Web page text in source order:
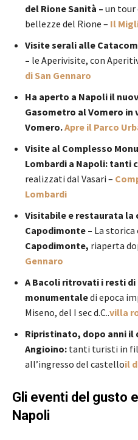
del Rione Sanità – un tour
bellezze del Rione – Il
Visite serali alle
– le Aperivisite, con
di San Gennaro
Ha aperto a Napoli il
Gasometro al Vomero in
Vomero.Apre il Parco
Visite al Complesso
Lombardi a Napoli: tanti
realizzati dal Vasari –
Lombardi
Visitabile e restaurata la
Capodimonte – La storica
Capodimonte, riaperta
Gennaro
A Bacoli ritrovati i resti
monumentaledi epoca
Miseno, del I sec d.C..villa
Ripristinato, dopo anni il
Angioino: tanti turisti in
all’ingresso del castelloil
Gli eventi del gusto
Napoli